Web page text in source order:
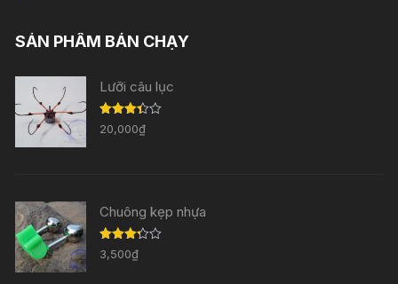
SẢN PHẨM BÁN CHẠY
Lưỡi câu lục
Được
xếp
20,000₫
Chuông kẹp nhựa
Được
xếp
3,500₫